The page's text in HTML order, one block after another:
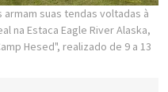
suas tendas voltadas à
na Estaca Eagle River Alaska,
Hesed", realizado de 9 a 13